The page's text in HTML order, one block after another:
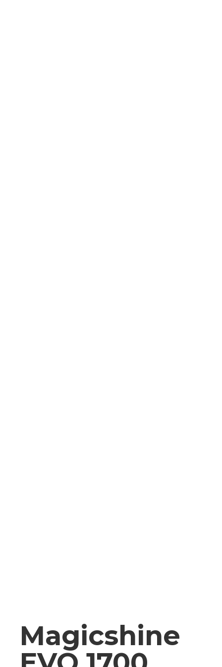
Magicshine